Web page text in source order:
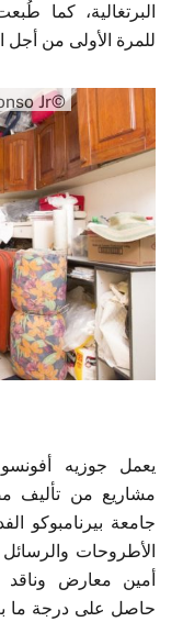
البرتغالية، كما
للمرة الأولى من
©José Afonso Jr.
يعمل جوزيه
مشاريع من تأليف
جامعة بيرنامبوكو
الأطروحات والرسائل
أمين معارض وناقد
حاصل على درجة ما